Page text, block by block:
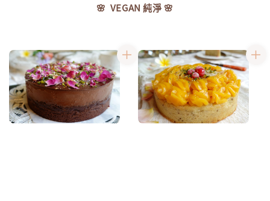
🌸 VEGAN 純淨 🌸